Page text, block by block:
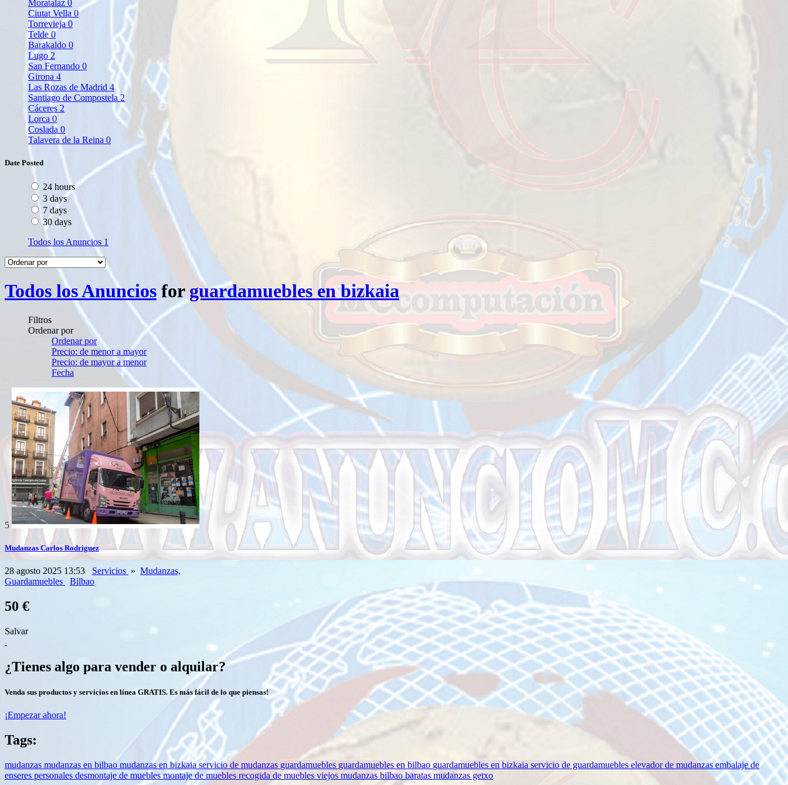
Moratalaz 0
Ciutat Vella0
Torrevieja0
Telde0
Barakaldo 0
Lugo 2
San Fernando 0
Girona 4
Las Rozas de Madrid 4
Santiago de Compostela2
Cáceres 2
Lorca 0
Coslada 0
Talavera de la Reina 0
Date Posted
24 hours
3 days
7 days
30 days
Todos los Anuncios 1
Todos los Anuncios forguardamuebles en bizkaia
Filtros
Ordenar por
Ordenar por
Precio: de menor a mayor
Precio: de mayor a menor
Fecha
5
Mudanzas Carlos Rodriguez
28 agosto 2025 13:53 Servicios » Mudanzas,
Guardamuebles
Bilbao
50 €
Salvar
¿Tienes algo para vender o alquilar?
Venda sus productos y servicios en línea GRATIS. Es más fácil de lo que piensas!
¡Empezar ahora!
Tags:
mudanzas mudanzas en bilbao mudanzas en bizkaiaservicio de mudanzas guardamuebles guardamuebles en bilbao guardamuebles en bizkaia servicio de guardamuebles elevador de mudanzas embalaje de
enseres personales desmontaje de mueblesmontaje de muebles recogida de muebles viejos mudanzas bilbao baratas mudanzas getxo